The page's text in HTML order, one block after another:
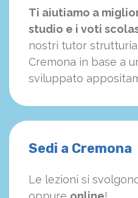
Ti aiutiamo a
studio e i voti
nostri tutor
Cremona in base a
sviluppato
Sedi a Cremona
Le lezioni si